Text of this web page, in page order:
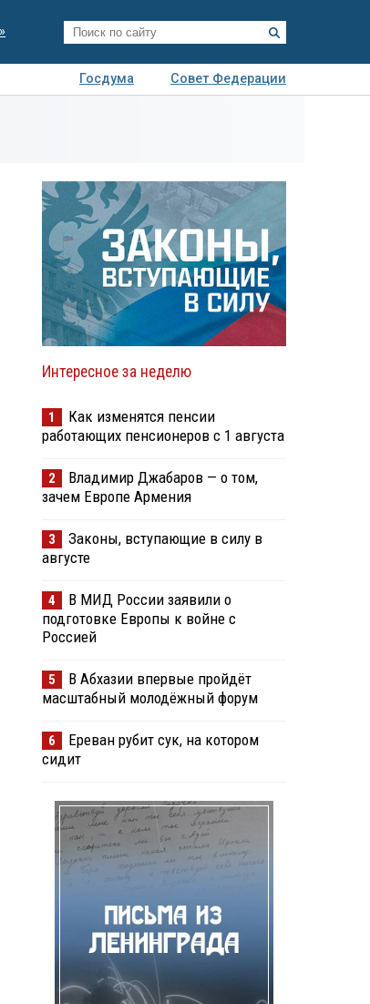
Госдума
Совет Федерации
Интересное за неделю
1
Как изменятся пенсии
работающих пенсионеров с 1 августа
2
Владимир Джабаров — о том,
зачем Европе Армения
3
Законы, вступающие в силу в
августе
4
В МИД России заявили о
подготовке Европы к войне с
Россией
5
В Абхазии впервые пройдёт
масштабный молодёжный форум
6
Ереван рубит сук, на котором
сидит